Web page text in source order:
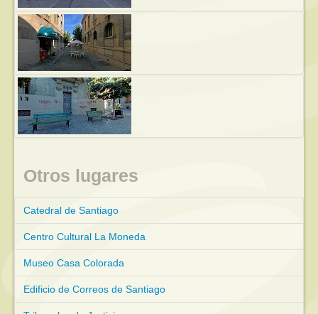
Otros lugares
Catedral de Santiago
Centro Cultural La Moneda
Museo Casa Colorada
Edificio de Correos de Santiago